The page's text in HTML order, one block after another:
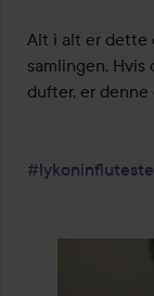
Alt i alt er dette
samlingen.
dufter, er